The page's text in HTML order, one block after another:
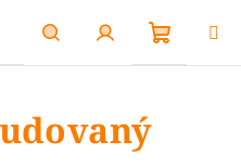
HledatPřihlášení